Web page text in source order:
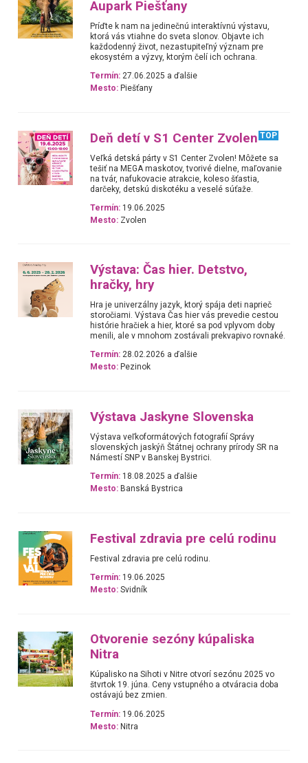
Aupark Piešťany
Príďte k nam na jedinečnú interaktívnú výstavu,
ktorá vás vtiahne do sveta slonov. Objavte ich
každodenný život, nezastupiteľný význam pre
ekosystém a výzvy, ktorým čelí ich ochrana.
Termín: 27.06.2025 a ďalšie
Mesto: Piešťany
Deň detí v S1 Center Zvolen TOP
Veľká detská párty v S1 Center Zvolen! Môžete sa
tešiť na MEGA maskotov, tvorivé dielne, maľovanie
na tvár, nafukovacie atrakcie, koleso šťastia,
darčeky, detskú diskotéku a veselé súťaže.
Termín: 19.06.2025
Mesto: Zvolen
Výstava: Čas hier. Detstvo,
hračky, hry
Hra je univerzálny jazyk, ktorý spája deti naprieč
storočiami. Výstava Čas hier vás prevedie cestou
histórie hračiek a hier, ktoré sa pod vplyvom doby
menili, ale v mnohom zostávali prekvapivo rovnaké.
Termín: 28.02.2026 a ďalšie
Mesto: Pezinok
Výstava Jaskyne Slovenska
Výstava veľkoformátových fotografií Správy
slovenských jaskýň Štátnej ochrany prírody SR na
Námestí SNP v Banskej Bystrici.
Termín: 18.08.2025 a ďalšie
Mesto: Banská Bystrica
Festival zdravia pre celú rodinu
Festival zdravia pre celú rodinu.
Termín: 19.06.2025
Mesto: Svidník
Otvorenie sezóny kúpaliska
Nitra
Kúpalisko na Sihoti v Nitre otvorí sezónu 2025 vo
štvrtok 19. júna. Ceny vstupného a otváracia doba
ostávajú bez zmien.
Termín: 19.06.2025
Mesto: Nitra